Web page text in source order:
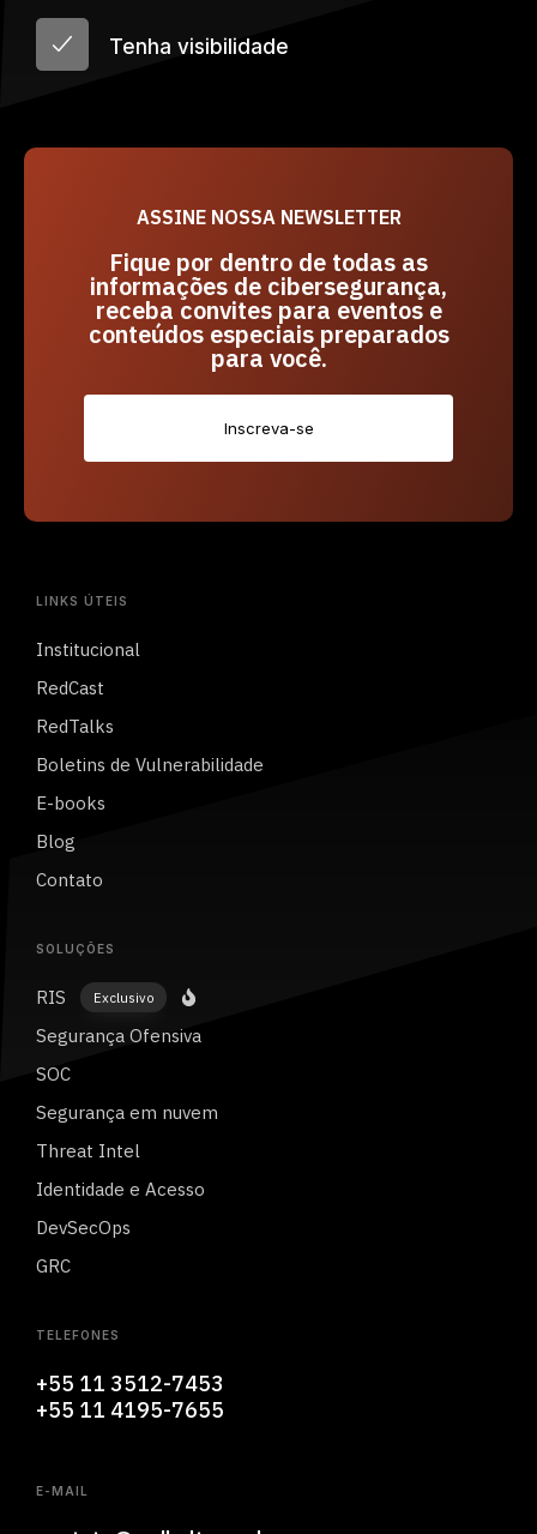
Tenha visibilidade
ASSINE NOSSA NEWSLETTER
Fique por dentro de todas as
informações de cibersegurança,
receba convites para eventos e
conteúdos especiais preparados
para você.
Inscreva-se
LINKS ÚTEIS
Institucional
RedCast
RedTalks
Boletins de Vulnerabilidade
E-books
Blog
Contato
SOLUÇÕES
RIS Exclusivo
Segurança Ofensiva
SOC
Segurança em nuvem
Threat Intel
Identidade e Acesso
DevSecOps
GRC
TELEFONES
+55 11 3512-7453
+55 11 4195-7655
E-MAIL